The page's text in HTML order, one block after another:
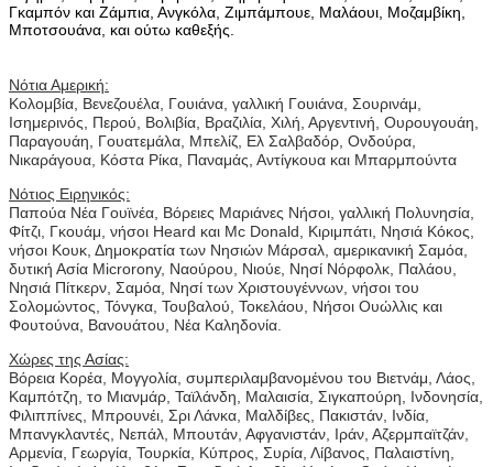
Γκαμπόν και Ζάμπια, Ανγκόλα, Ζιμπάμπουε, Μαλάουι, Μοζαμβίκη,
Μποτσουάνα, και ούτω καθεξής.
Νότια Αμερική:
Κολομβία, Βενεζουέλα, Γουιάνα, γαλλική Γουιάνα, Σουρινάμ,
Ισημερινός, Περού, Βολιβία, Βραζιλία, Χιλή, Αργεντινή, Ουρουγουάη,
Παραγουάη, Γουατεμάλα, Μπελίζ, Ελ Σαλβαδόρ, Ονδούρα,
Νικαράγουα, Κόστα Ρίκα, Παναμάς, Αντίγκουα και Μπαρμπούντα
Νότιος Ειρηνικός:
Παπούα Νέα Γουϊνέα, Βόρειες Μαριάνες Νήσοι, γαλλική Πολυνησία,
Φίτζι, Γκουάμ, νήσοι Heard και Mc Donald, Κιριμπάτι, Νησιά Κόκος,
νήσοι Κουκ, Δημοκρατία των Νησιών Μάρσαλ, αμερικανική Σαμόα,
δυτική Ασία Microrony, Ναούρου, Νιούε, Νησί Νόρφολκ, Παλάου,
Νησιά Πίτκερν, Σαμόα, Νησί των Χριστουγέννων, νήσοι του
Σολομώντος, Τόνγκα, Τουβαλού, Τοκελάου, Nήσοι Ουώλλις και
Φουτούνα, Βανουάτου, Νέα Καληδονία.
Χώρες της Ασίας:
Βόρεια Κορέα, Μογγολία, συμπεριλαμβανομένου του Βιετνάμ, Λάος,
Καμπότζη, το Μιανμάρ, Ταϊλάνδη, Μαλαισία, Σιγκαπούρη, Ινδονησία,
Φιλιππίνες, Μπρουνέι, Σρι Λάνκα, Μαλδίβες, Πακιστάν, Ινδία,
Μπανγκλαντές, Νεπάλ, Μπουτάν, Αφγανιστάν, Ιράν, Αζερμπαϊτζάν,
Αρμενία, Γεωργία, Τουρκία, Κύπρος, Συρία, Λίβανος, Παλαιστίνη,